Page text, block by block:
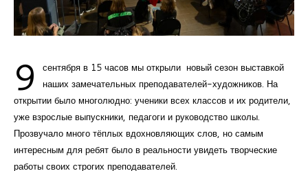
9
сентября в 15 часов мы открыли новый сезон выставкой
наших замечательных преподавателей-художников. На
открытии было многолюдно: ученики всех классов и их родители,
уже взрослые выпускники, педагоги и руководство школы.
Прозвучало много тёплых вдохновляющих слов, но самым
интересным для ребят было в реальности увидеть творческие
работы своих строгих преподавателей.